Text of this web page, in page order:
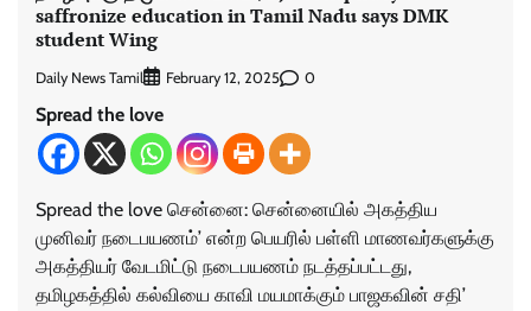
saffronize education in Tamil Nadu says DMK
student Wing
Daily News Tamil February 12, 2025 0
Spread the love
Spread the love சென்னை: சென்னையில் அகத்திய
முனிவர் நடைபயணம்’ என்ற பெயரில் பள்ளி மாணவர்களுக்கு
அகத்தியர் வேடமிட்டு நடைபயணம் நடத்தப்பட்டது,
தமிழகத்தில் கல்வியை காவி மயமாக்கும் பாஜகவின் சதி’